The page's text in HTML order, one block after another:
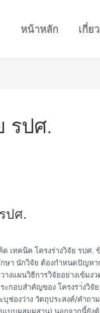
หน้าหลัก เกี่ย
รปศ.
ปศ.
เทคนิค โครงร่างวิจัย รปศ.
ษา นักวิจัย ต้องกำหนดปัญห
างแผนวิธีการวิจัยอย่างเข้ม
ะกอบสำคัญของ โครงรา่งวิจั
ช่องว่าง วัตถุประสงค์/คำถา